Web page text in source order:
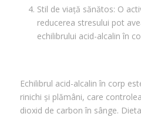
Stil de viață sănătos: O
reducerea stresului pot
echilibrului acid-alcalin în
Echilibrul acid-alcalin în corp
rinichi și plămâni, care
dioxid de carbon în sânge.